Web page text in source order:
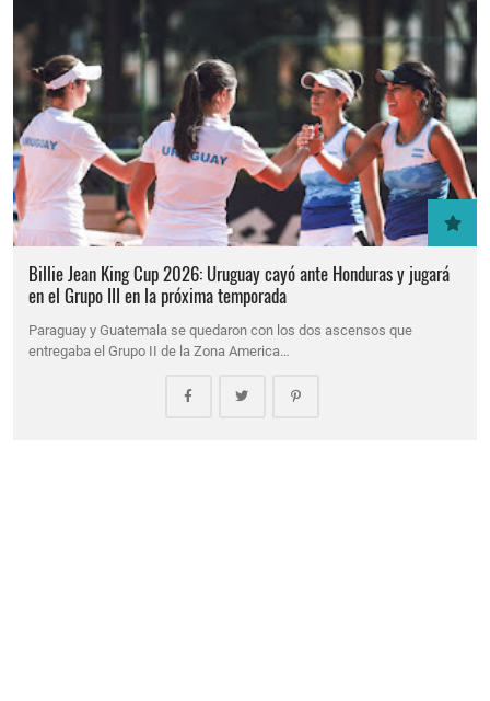
Billie Jean King Cup 2026: Uruguay cayó ante Honduras y jugará
en el Grupo III en la próxima temporada
Paraguay y Guatemala se quedaron con los dos ascensos que
entregaba el Grupo II de la Zona America…